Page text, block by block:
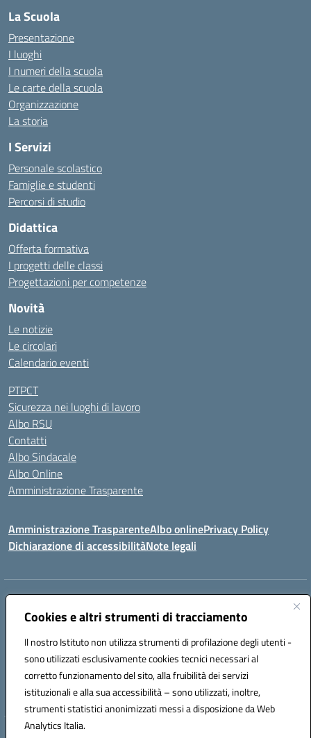
Cookies e altri strumenti di tracciamento
Il nostro Istituto non utilizza strumenti di profilazione degli utenti -
sono utilizzati esclusivamente cookies tecnici necessari al
corretto funzionamento del sito, alla fruibilità dei servizi
istituzionali e alla sua accessibilità – sono utilizzati, inoltre,
strumenti statistici anonimizzati messi a disposizione da Web
Analytics Italia.
La Scuola
Presentazione
I luoghi
I numeri della scuola
Le carte della scuola
Organizzazione
La storia
I Servizi
Personale scolastico
Famiglie e studenti
Percorsi di studio
Didattica
Offerta formativa
I progetti delle classi
Progettazioni per competenze
Novità
Le notizie
Le circolari
Calendario eventi
PTPCT
Sicurezza nei luoghi di lavoro
Albo RSU
Contatti
Albo Sindacale
Albo Online
Amministrazione Trasparente
Amministrazione TrasparenteAlbo onlinePrivacy Policy
Dichiarazione di accessibilitàNote legali
Centralino:
Posta elettronica certificata (PEC):tpis02200a@pec.istruzione.it
Codice fiscale: 93066580817
Codice meccanografico:TPIS02200A
VIA CESARÒ, 36 - 91016 ERICE - CASA SANTA (TP)
Telefono: 0923569559